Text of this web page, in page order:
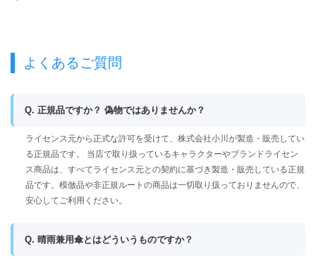
よくあるご質問
Q. 正規品ですか？ 偽物ではありませんか？
ライセンス元から正式な許可を受けて、株式会社小川が製造・販売してい
る正規品です。 当店で取り扱っているキャラクターやブランドライセン
ス商品は、すべてライセンス元との契約に基づき製造・販売している正規
品です。模倣品や非正規ルートの商品は一切取り扱っておりませんので、
安心してご利用ください。
Q. 晴雨兼用傘とはどういうものですか？